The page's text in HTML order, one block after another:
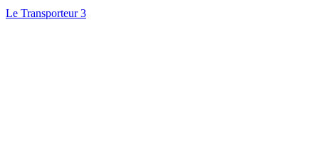
Le Transporteur 3